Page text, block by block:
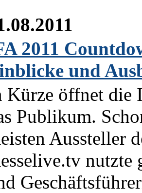
2011
und
Kürze öffnet die
Publikum.
Aussteller
nutzte